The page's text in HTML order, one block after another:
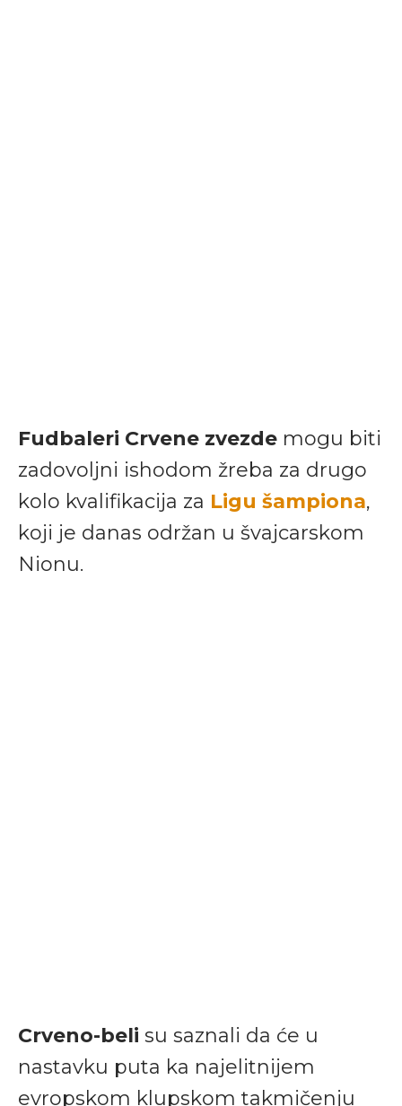
Fudbaleri Crvene zvezde mogu biti
zadovoljni ishodom žreba za drugo
kolo kvalifikacija za Ligu šampiona,
koji je danas održan u švajcarskom
Nionu.
Crveno-beli su saznali da će u
nastavku puta ka najelitnijem
evropskom klupskom takmičenju